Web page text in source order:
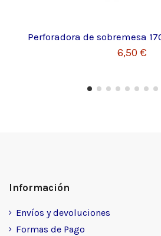
Perforadora de sobremesa
6,50 €
Información
Envíos y devoluciones
Formas de Pago